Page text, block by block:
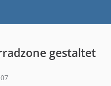
gestaltet